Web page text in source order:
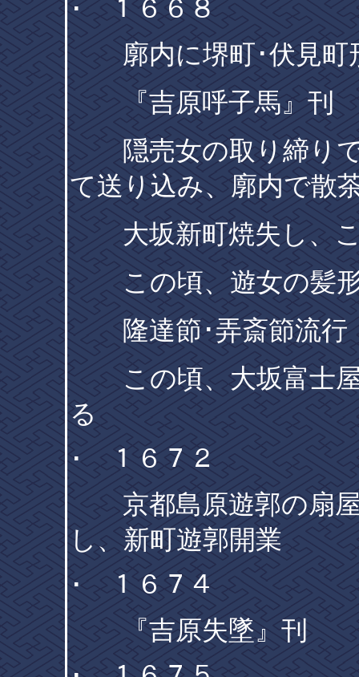
･ １６６８
廓内に堺町･伏見町
『吉原呼子馬』刊
隠売女の取り締りで
て送り込み、廓内で散
大坂新町焼失し、こ
この頃、遊女の髪形
隆達節･弄斎節流行
この頃、大坂富士屋
る
･ １６７２
京都島原遊郭の扇屋
し、新町遊郭開業
･ １６７４
『吉原失墜』刊